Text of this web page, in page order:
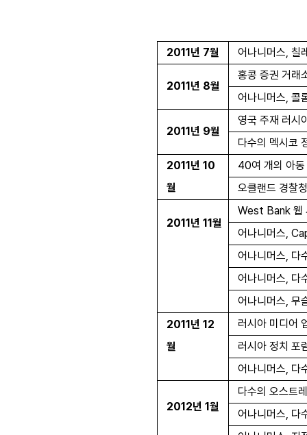
2011년 7월 어나니머스, 칠
2011년 8월
홍콩 증권 거래
어나니머스, 콜
2011년 9월
영국 주재 러시
다수의 멕시코
2011년 10
월
40여 개의 아
오클랜드 경찰
2011년 11월
West Bank 웹
어나니머스,
어나니머스, 다
어나니머스, 다
어나니머스, 무
2011년 12
월
러시아 미디어
러시아 정치 포
어나니머스, 다
2012년 1월
다수의 오스트
어나니머스, 다